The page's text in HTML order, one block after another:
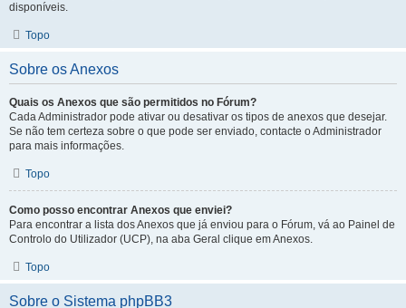
disponíveis.
Topo
Sobre os Anexos
Quais os Anexos que são permitidos no Fórum?
Cada Administrador pode ativar ou desativar os tipos de anexos que desejar.
Se não tem certeza sobre o que pode ser enviado, contacte o Administrador
para mais informações.
Topo
Como posso encontrar Anexos que enviei?
Para encontrar a lista dos Anexos que já enviou para o Fórum, vá ao Painel de
Controlo do Utilizador (UCP), na aba Geral clique em Anexos.
Topo
Sobre o Sistema phpBB3